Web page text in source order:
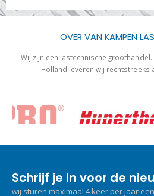
OVER VAN KAMPEN
Wij zijn een lastechnische
Holland leveren wij rechtstreeks
Schrijf je in voor de
wij sturen maximaal 4 keer per jaar